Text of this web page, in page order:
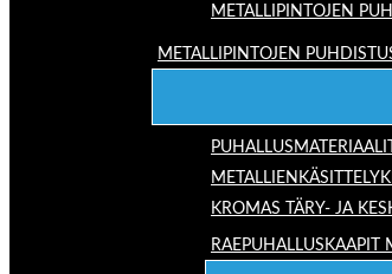
METALLIPINTOJEN
METALLIPINTOJEN
PUHALLUSMATERIAALIT
KROMAS TÄRY- JA
RAEPUHALLUSKAAPIT